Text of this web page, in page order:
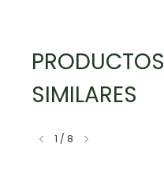
PRODUCTOS
SIMILARES
1 / 8